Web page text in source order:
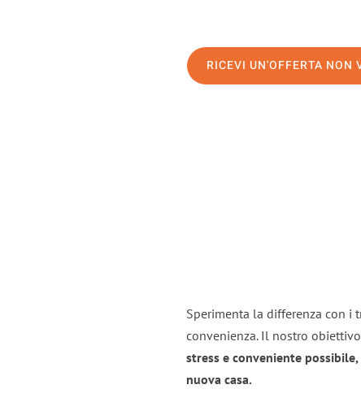
RICEVI UN'OFFERTA NON
Sperimenta la differenza con i
convenienza. Il nostro
stress e conveniente
nuova casa.